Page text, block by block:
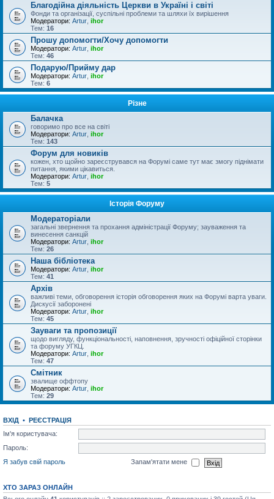
Благодійна діяльність Церкви в Україні і світі
Фонди та організації, суспільні проблеми та шляхи їх вирішення
Модератори: Artur ihor
Тем: 16
Прошу допомогти/Хочу допомогти
Модератори: Artur ihor
Тем: 46
Подарую/Прийму дар
Модератори: Artur ihor
Тем: 6
Різне
Балачка
говоримо про все на світі
Модератори: Artur ihor
Тем: 143
Форум для новиків
кожен, хто щойно зареєструвався на Форумі саме тут має змогу піднімати
питання, якими цікавиться.
Модератори: Artur ihor
Тем: 5
Історія Форуму
Модераторіали
загальні звернення та прохання адміністрації Форуму; зауваження та
винесення санкцій
Модератори: Artur ihor
Тем: 26
Наша бібліотека
Модератори: Artur ihor
Тем: 41
Архів
важливі теми, обговорення історія обговорення яких на Форумі варта уваги.
Дискусії заборонені
Модератори: Artur ihor
Тем: 45
Зауваги та пропозиції
щодо вигляду, функціональності, наповнення, зручності офіційної сторінки
та форуму УГКЦ.
Модератори: Artur ihor
Тем: 47
Смітник
звалище оффтопу
Модератори: Artur ihor
Тем: 29
ВХІД • РЕЄСТРАЦІЯ
Ім'я користувача:
Пароль:
Я забув свій пароль
Запам'ятати мене
ХТО ЗАРАЗ ОНЛАЙН